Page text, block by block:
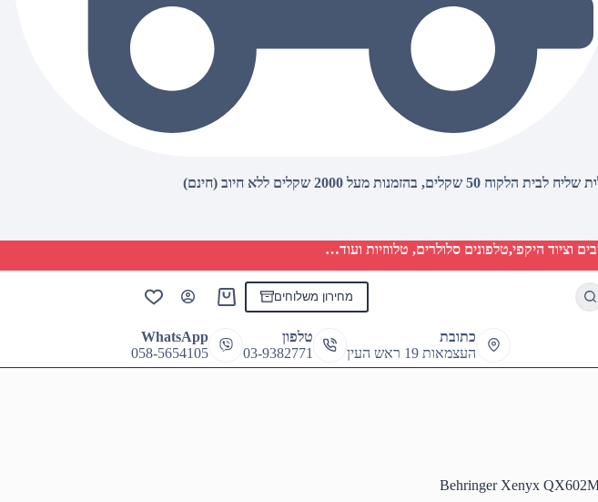
לבית הלקוח 50 שקלים, בהזמנות מעל 2000 שקלים ללא חיוב (חינם)
היקפי,טלפונים סלולרים, טלווזיות ועוד…
מחירון משלוחים
Shopping
כתובת
העצמאות 19 ראש העין
טלפון
03-9382771
WhatsApp
058-5654105